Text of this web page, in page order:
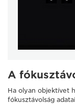
A
Ha olyan objektívet
fókusztávolság